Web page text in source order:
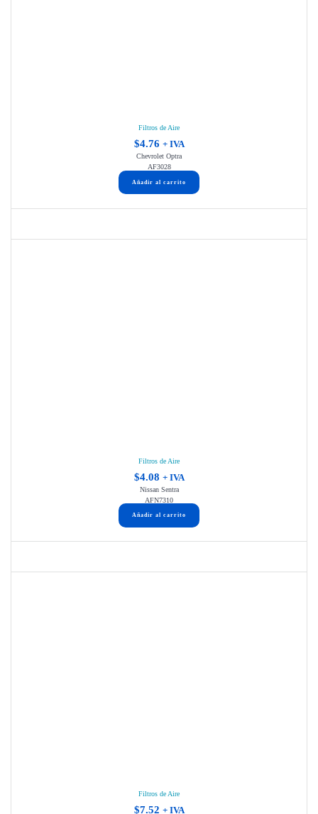
Filtros de Aire
$4.76 + IVA
Chevrolet Optra
AF3028
Añadir al carrito
Filtros de Aire
$4.08 + IVA
Nissan Sentra
AFN7310
Añadir al carrito
Filtros de Aire
$7.52 + IVA